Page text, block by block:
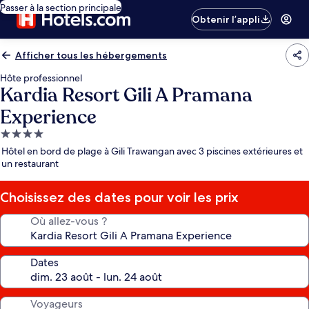
Passer à la section principale
Obtenir l’appli
Afficher tous les hébergements
Hôte professionnel
Kardia Resort Gili A Pramana
Experience
Hébergement
4.0 étoiles
Hôtel en bord de plage à Gili Trawangan avec 3 piscines extérieures et
un restaurant
Choisissez des dates pour voir les prix
Où allez-vous ?
Dates
Voyageurs